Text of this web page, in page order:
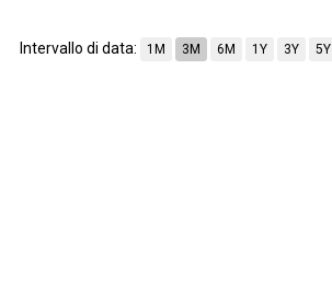
Intervallo di data: 1M 3M 6M 1Y 3Y 5Y